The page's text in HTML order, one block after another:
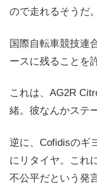
ので走れるそうだ。
国際自転車競技連
ースに残ることを
これは、AG2R
緒。彼なんかステ
逆に、Cofidisのギ
にリタイヤ。これ
不公平だという発